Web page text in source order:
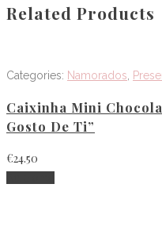
Related Products
Categories: Namorados
Caixinha Mini
Gosto De Ti”
€24.50